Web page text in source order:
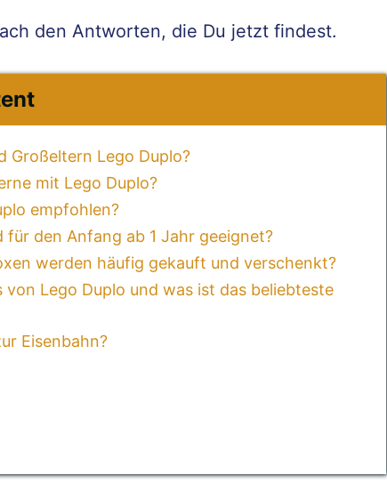
den Antworten, die Du jetzt findest.
Großeltern Lego Duplo?
mit Lego Duplo?
empfohlen?
für den Anfang ab 1 Jahr geeignet?
werden häufig gekauft und verschenkt?
Lego Duplo und was ist das beliebteste
Eisenbahn?